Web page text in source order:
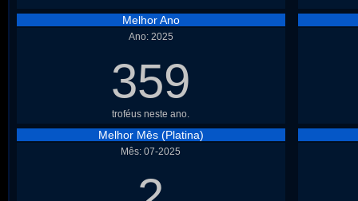
Melhor Ano
Ano: 2025
359
troféus neste ano.
Melhor Mês (Platina)
Mês: 07-2025